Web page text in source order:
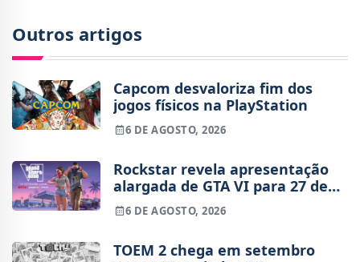
Outros artigos
Capcom desvaloriza fim dos
jogos físicos na PlayStation
6 DE AGOSTO, 2026
Rockstar revela apresentação
alargada de GTA VI para 27 de
agosto
6 DE AGOSTO, 2026
TOEM 2 chega em setembro